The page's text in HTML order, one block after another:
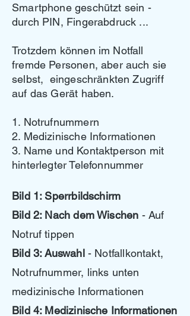
Smartphone geschützt sein -
durch PIN, Fingerabdruck ...
Trotzdem können im Notfall
fremde Personen, aber auch sie
selbst, eingeschränkten Zugriff
auf das Gerät haben.
1. Notrufnummern
2. Medizinische Informationen
3. Name und Kontaktperson mit
hinterlegter Telefonnummer
Bild 1: Sperrbildschirm
Bild 2: Nach dem Wischen - Auf
Notruf tippen
Bild 3: Auswahl- Notfallkontakt,
Notrufnummer, links unten
medizinische Informationen
Bild 4: Medizinische Informationen